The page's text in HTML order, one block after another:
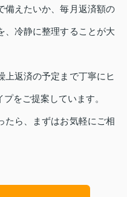
備えたいか、毎月返済額の
、冷静に整理することが大
上返済の予定まで丁寧にヒ
をご提案しています。
たら、まずはお気軽にご相